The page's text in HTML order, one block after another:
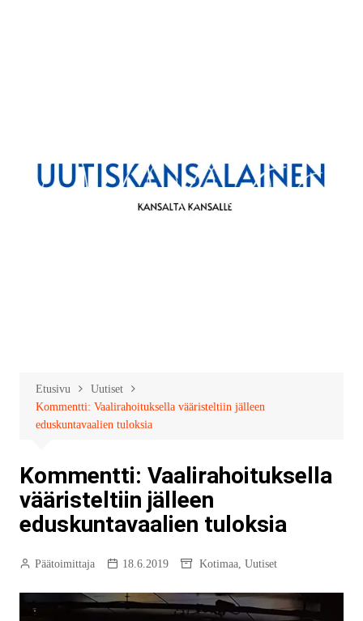
Etusivu
Uutiset
Kommentti: Vaalirahoituksella vääristeltiin jälleen
eduskuntavaalien tuloksia
Kommentti: Vaalirahoituksella
vääristeltiin jälleen
eduskuntavaalien tuloksia
Päätoimittaja 18.6.2019 Kotimaa, Uutiset